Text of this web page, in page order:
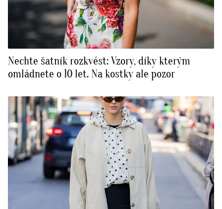
Nechte šatník rozkvést: Vzory, díky kterým
omládnete o 10 let. Na kostky ale pozor